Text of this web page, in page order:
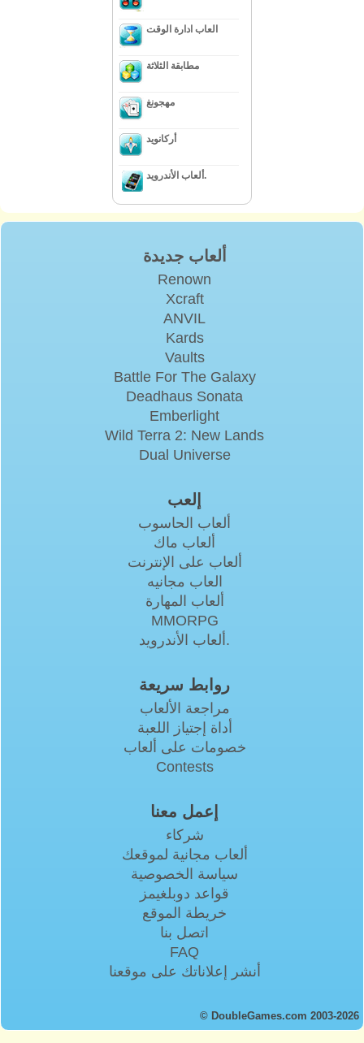
العاب ادارة الوقت
مطابقة الثلاثة
مهجونغ
أركانويد
ألعاب الأندرويد.
ألعاب جديدة
Renown
Xcraft
ANVIL
Kards
Vaults
Battle For The Galaxy
Deadhaus Sonata
Emberlight
Wild Terra 2: New Lands
Dual Universe
إلعب
ألعاب الحاسوب
ألعاب ماك
ألعاب على الإنترنت
العاب مجانيه
ألعاب المهارة
MMORPG
ألعاب الأندرويد.
روابط سريعة
مراجعة الألعاب
أداة إجتياز اللعبة
خصومات على ألعاب
Contests
إعمل معنا
شركاء
ألعاب مجانية لموقعك
سياسة الخصوصية
قواعد دوبلغيمز
خريطة الموقع
اتصل بنا
FAQ
أنشر إعلاناتك على موقعنا
© DoubleGames.com 2003-2026